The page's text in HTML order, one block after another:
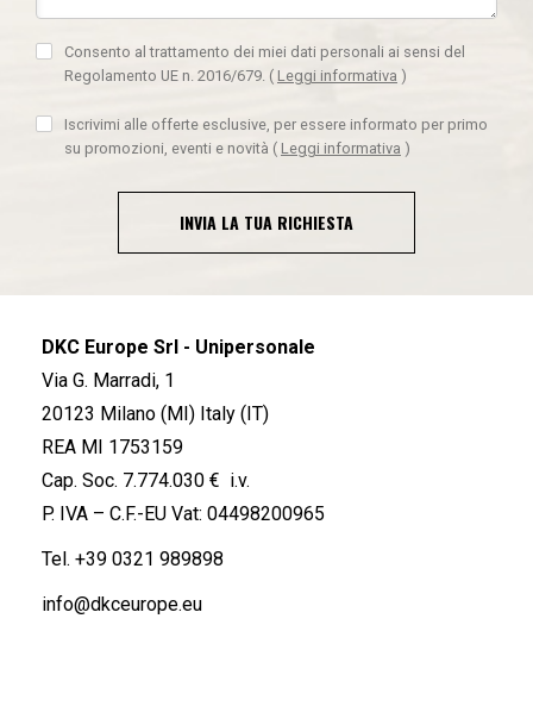
Consento al trattamento dei miei dati personali ai sensi del
Regolamento UE n. 2016/679. ( Leggi informativa )
Iscrivimi alle offerte esclusive, per essere informato per primo
su promozioni, eventi e novità ( Leggi informativa )
INVIA LA TUA RICHIESTA
DKC Europe Srl - Unipersonale
Via G. Marradi, 1
20123 Milano (MI) Italy (IT)
REA MI 1753159
Cap. Soc. 7.774.030 € i.v.
P. IVA – C.F.-EU Vat: 04498200965
Tel. +39 0321 989898
info@dkceurope.eu